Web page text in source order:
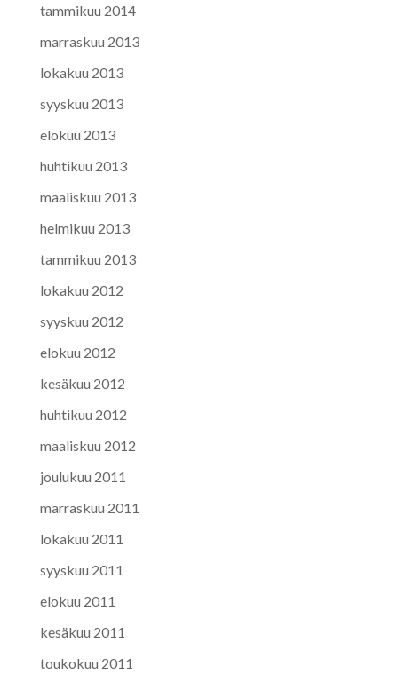
tammikuu 2014
marraskuu 2013
lokakuu 2013
syyskuu 2013
elokuu 2013
huhtikuu 2013
maaliskuu 2013
helmikuu 2013
tammikuu 2013
lokakuu 2012
syyskuu 2012
elokuu 2012
kesäkuu 2012
huhtikuu 2012
maaliskuu 2012
joulukuu 2011
marraskuu 2011
lokakuu 2011
syyskuu 2011
elokuu 2011
kesäkuu 2011
toukokuu 2011